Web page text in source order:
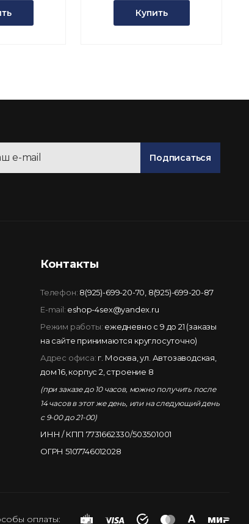
Купить
Подписаться
Контакты
Телефон: 8(925)-699-20-70 8(925)-699-20-87
E-mail: eshop-4sex@yandex.ru
Режим работы: ежедневно с 9 до 21 (заказы
на сайте принимаются круглосуточно)
Адрес офиса: г. Москва, ул. Автозаводская,
дом 16, корпус 2, строение 8
(при заказе до 10 часов, можно получить после
14 часов в этот же день, или на следующий день
с 9-00 до 21-00)
ИНН / КПП 7731662330/503501001
ОГРН 5107746012028
оплаты: